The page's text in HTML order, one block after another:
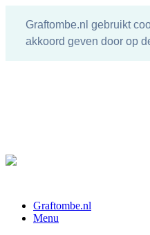
Graftombe.nl gebruikt
akkoord geven door op
Graftombe.nl
Menu